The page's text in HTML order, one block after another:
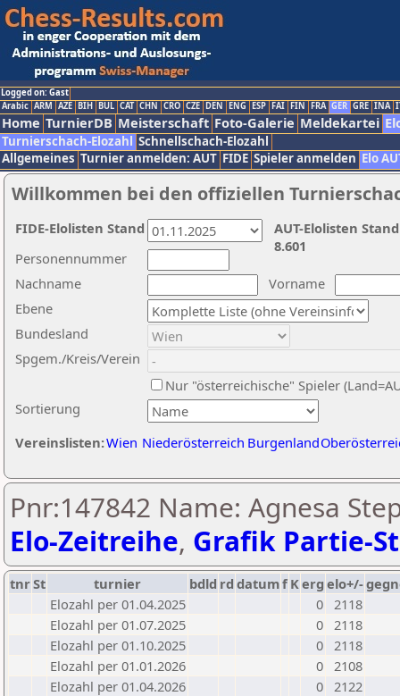
Logged on: Gast
Arabic ARM AZE BIH BUL CAT CHN CRO CZE DEN ENG ESP FAI FIN FRA GER GRE INA
Home TurnierDB Meisterschaft Foto-Galerie Meldekartei
Turnierschach-Elozahl Schnellschach-Elozahl
Allgemeines Turnier anmelden: AUT FIDE Spieler anmelden Elo
Willkommen bei den offiziellen
Nachname
Vorname
Ebene
Sortierung
Personennummer
Bundesland
Spgem./Kreis/Verein
Nur "österreichische" Spieler
Vereinslisten:Wien Niederösterreich Burgenland
AUT-Elolisten
8.601
FIDE-Elolisten Stand
Pnr:147842 Name: Agnesa
Elo-Zeitreihe, Grafik Partie-
tnrSt turnier bdld rd datumf Kerg elo+/-
Elozahl per 01.04.2025
0 2118
Elozahl per 01.07.2025
0 2118
Elozahl per 01.10.2025
0 2118
Elozahl per 01.01.2026
0 2108
Elozahl per 01.04.2026
0 2122